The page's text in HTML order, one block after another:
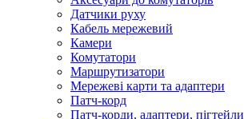
Датчики руху
Кабель мережевий
Камери
Комутатори
Маршрутизатори
Мережеві карти та адаптери
Патч-корд
Патч-корди, адаптери, пігтейли